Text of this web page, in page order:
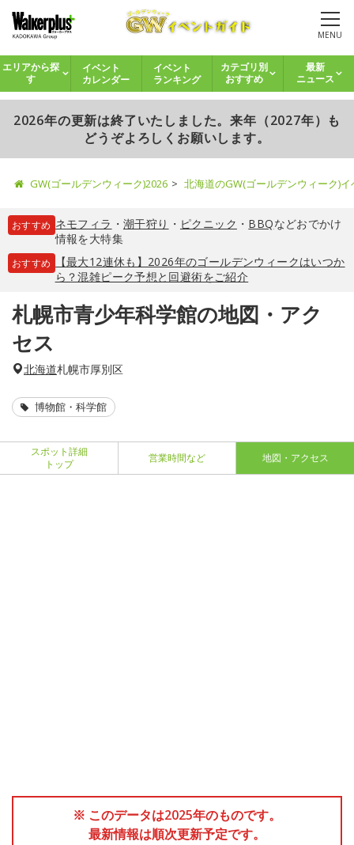
MENU
エリアから探
す
イベント
カレンダー
イベント
ランキング
カテゴリ別
おすすめ
最新
ニュース
2026年の更新は終了いたしました。来年（2027年）も
どうぞよろしくお願いします。
GW(ゴールデンウィーク)2026 北海道のGW(ゴールデンウィーク)
おすすめ ネモフィラ ・ 潮干狩り ・ ピクニック ・ BBQなどおでかけ
情報を大特集
おすすめ
【最大12連休も】2026年のゴールデンウィークはいつか
ら？混雑ピーク予想と回避術をご紹介
札幌市青少年科学館の地図・アク
セス
北海道札幌市厚別区
博物館・科学館
スポット詳細
トップ
営業時間など 地図・アクセス
※ このデータは2025年のものです。
最新情報は順次更新予定です。